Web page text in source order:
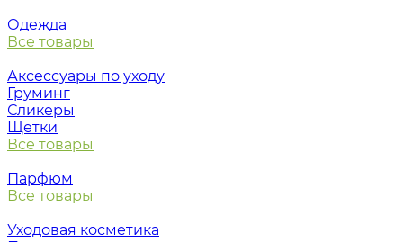
Одежда
Все товары
Аксессуары по уходу
Груминг
Сликеры
Щетки
Все товары
Парфюм
Все товары
Уходовая косметика